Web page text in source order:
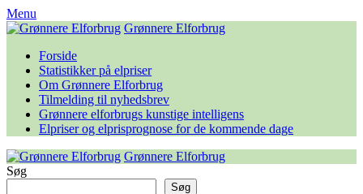
Skip
to
Menu
Grønnere Elforbrug
Forside
Statistikker på elpriser
Om Grønnere Elforbrug
Tilmelding til nyhedsbrev
Grønnere elforbrugs kunstige intelligens
Elpriser og elprisprognose for de kommende dage
Grønnere Elforbrug
Søg
Søg